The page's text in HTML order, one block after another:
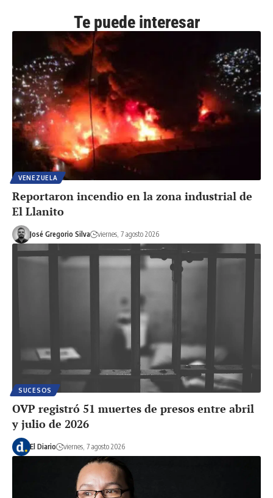
Te puede interesar
VENEZUELA
Reportaron incendio en la zona industrial de
El Llanito
José Gregorio Silva viernes, 7 agosto 2026
SUCESOS
OVP registró 51 muertes de presos entre abril
y julio de 2026
El Diario viernes, 7 agosto 2026